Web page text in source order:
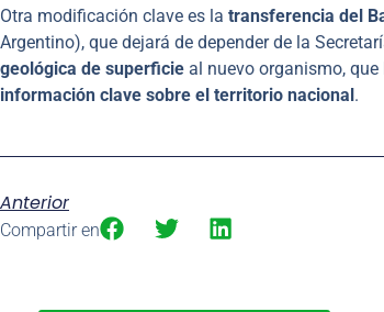
Otra modificación clave es la transferencia del
Argentino), que dejará de depender de la
geológica de superficie al nuevo organismo, que
información clave sobre el territorio nacional.
Anterior
Compartir en